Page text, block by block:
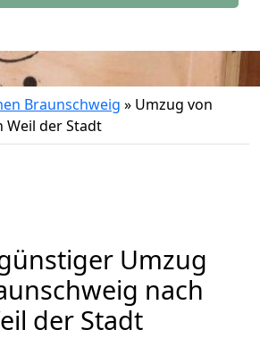
Braunschweig » Umzug von
Weil der Stadt
Umzug
nach
der Stadt